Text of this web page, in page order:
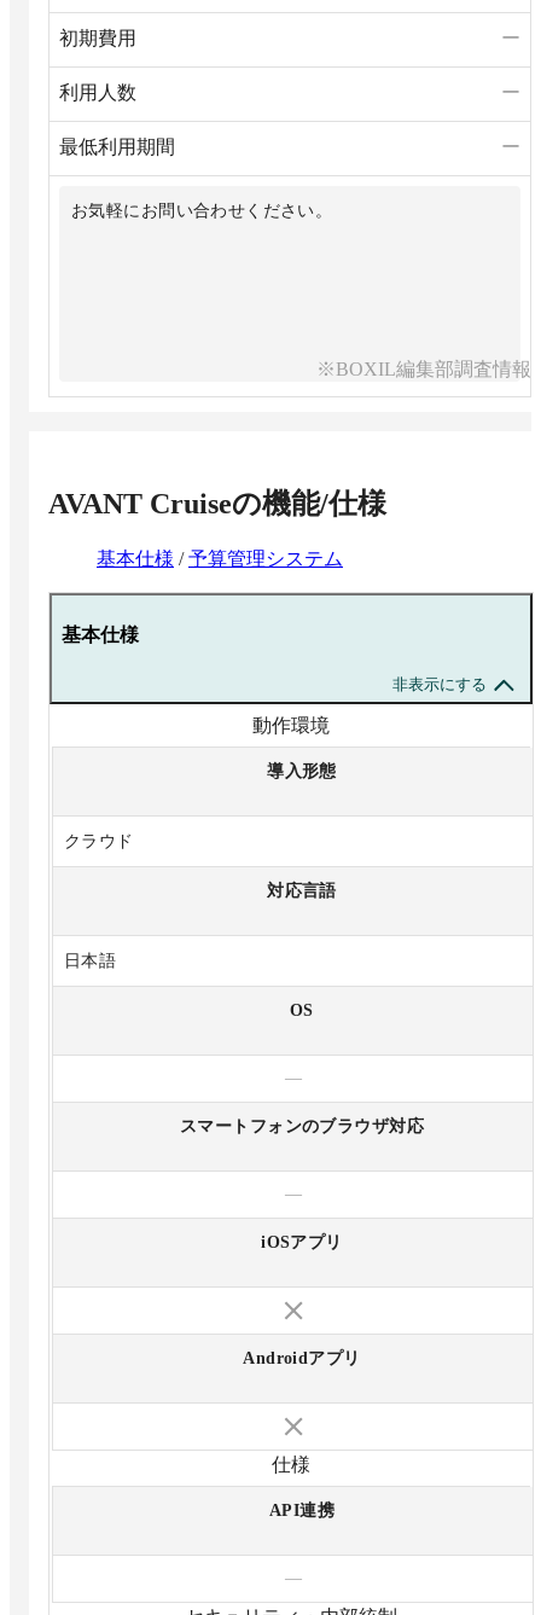
初期費用 ー
利用人数 ー
最低利用期間 ー
お気軽にお問い合わせください。
※BOXIL編集部調査情報
AVANT Cruiseの機能/仕様
基本仕様 /予算管理システム
基本仕様
非表示にする
動作環境
導入形態
クラウド
対応言語
日本語
OS
—
スマートフォンのブラウザ対応
—
iOSアプリ
Androidアプリ
仕様
API連携
—